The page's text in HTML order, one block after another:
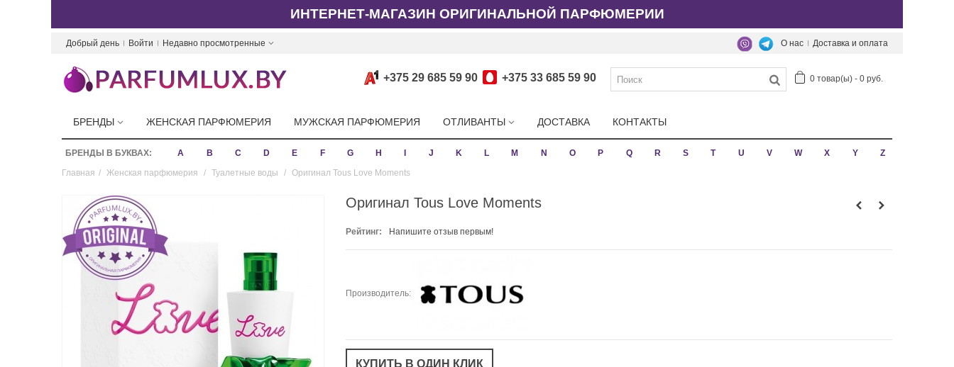
ИНТЕРНЕТ-МАГАЗИН ОРИГИНАЛЬНОЙ ПАРФЮМЕРИИ
Добрый день Войти Недавно просмотренные Доставка и оплата
О нас
0 товар(ы) - 0 руб.
+375 29 685 59 90 +375 33 685 59 90
БРЕНДЫ ЖЕНСКАЯ ПАРФЮМЕРИЯ МУЖСКАЯ ПАРФЮМЕРИЯ ОТЛИВАНТЫ ДОСТАВКА КОНТАКТЫ
БРЕНДЫ В БУКВАХ: A B C D E F G H J K L M N O P Q R S T U V W X Y
Z
Главная / Женская парфюмерия / Туалетные воды / Оригинал Tous Love Moments
Оригинал Tous Love Moments
Рейтинг: Напишите отзыв первым!
Производитель: